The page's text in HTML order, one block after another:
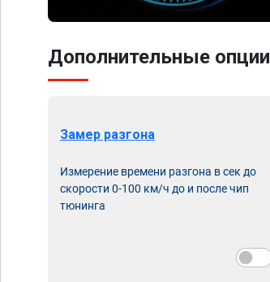
Дополнительные опции
Замер разгона
Измерение времени разгона в сек до
скорости 0-100 км/ч до и после чип
тюнинга